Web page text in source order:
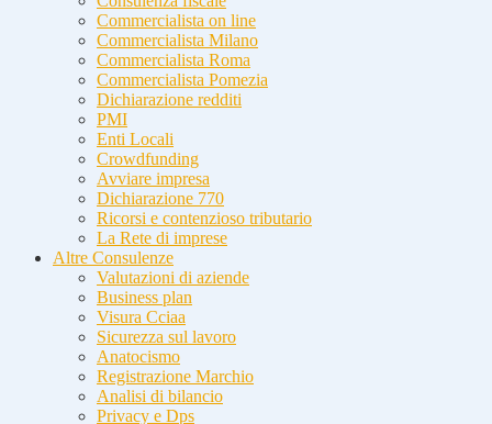
Commercialista on line
Commercialista Milano
Commercialista Roma
Commercialista Pomezia
Dichiarazione redditi
PMI
Enti Locali
Crowdfunding
Avviare impresa
Dichiarazione 770
Ricorsi e contenzioso tributario
La Rete di imprese
Altre Consulenze
Valutazioni di aziende
Business plan
Visura Cciaa
Sicurezza sul lavoro
Anatocismo
Registrazione Marchio
Analisi di bilancio
Privacy e Dps